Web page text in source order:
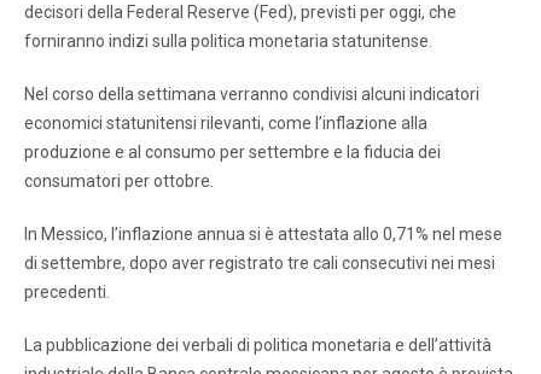
decisori della Federal Reserve (Fed), previsti per oggi, che
forniranno indizi sulla politica monetaria statunitense.
Nel corso della settimana verranno condivisi alcuni indicatori
economici statunitensi rilevanti, come l’inflazione alla
produzione e al consumo per settembre e la fiducia dei
consumatori per ottobre.
In Messico, l’inflazione annua si è attestata allo 0,71% nel mese
di settembre, dopo aver registrato tre cali consecutivi nei mesi
precedenti.
La pubblicazione dei verbali di politica monetaria e dell’attività